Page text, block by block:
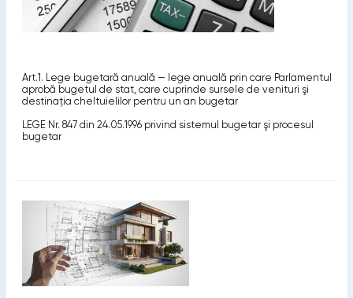
Art.1. Lege bugetară anuală — lege anuală prin care Parlamentul
aprobă bugetul de stat, care cuprinde sursele de venituri şi
destinaţia cheltuielilor pentru un an bugetar
LEGE Nr. 847 din 24.05.1996 privind sistemul bugetar şi procesul
bugetar